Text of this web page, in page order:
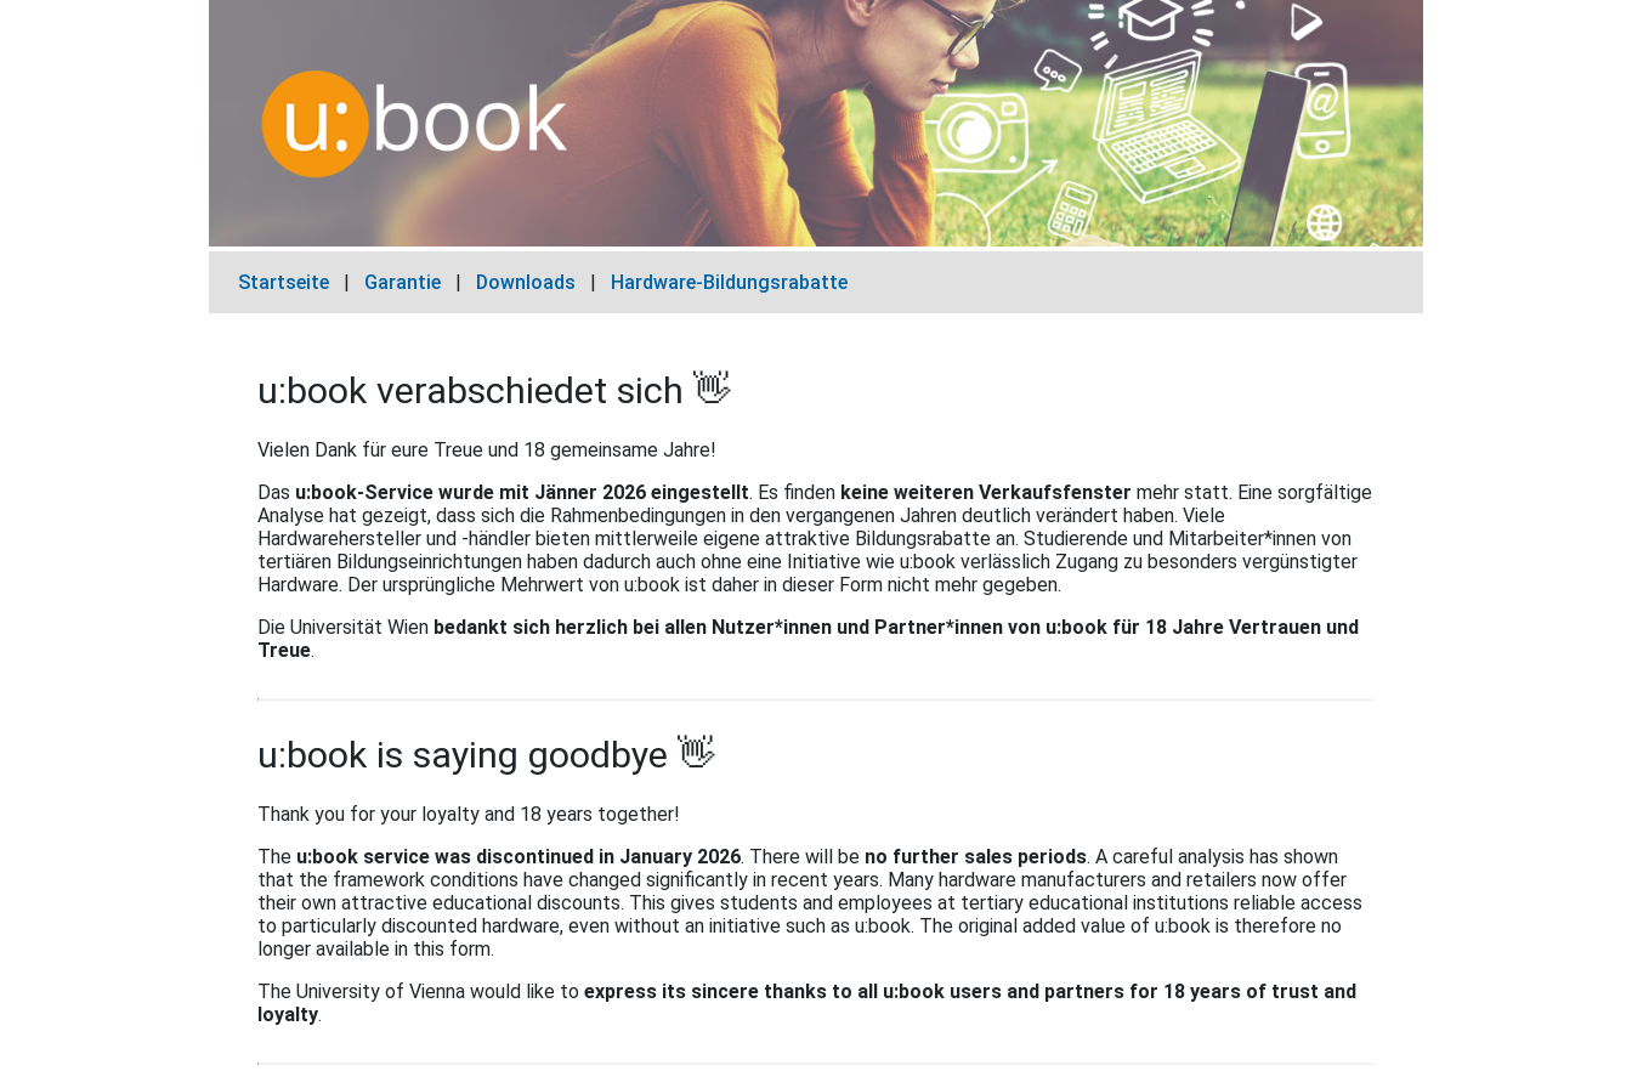
Startseite Garantie Downloads Hardware-Bildungsrabatte
u:book verabschiedet sich 👋
Vielen Dank für eure Treue und 18 gemeinsame Jahre!
Das u:book-Service wurde mit Jänner 2026 eingestellt. Es finden keine weiteren Verkaufsfenster mehr statt. Eine sorgfältige
Analyse hat gezeigt, dass sich die Rahmenbedingungen in den vergangenen Jahren deutlich verändert haben. Viele
Hardwarehersteller und -händler bieten mittlerweile eigene attraktive Bildungsrabatte an. Studierende und Mitarbeiter*innen von
tertiären Bildungseinrichtungen haben dadurch auch ohne eine Initiative wie u:book verlässlich Zugang zu besonders vergünstigter
Hardware. Der ursprüngliche Mehrwert von u:book ist daher in dieser Form nicht mehr gegeben.
Die Universität Wien bedankt sich herzlich bei allen Nutzer*innen und Partner*innen von u:book für 18 Jahre Vertrauen und
Treue.
u:book is saying goodbye 👋
Thank you for your loyalty and 18 years together!
The u:book service was discontinued in January 2026. There will be no further sales periods. A careful analysis has shown
that the framework conditions have changed significantly in recent years. Many hardware manufacturers and retailers now offer
their own attractive educational discounts. This gives students and employees at tertiary educational institutions reliable access
to particularly discounted hardware, even without an initiative such as u:book. The original added value of u:book is therefore no
longer available in this form.
The University of Vienna would like to express its sincere thanks to all u:book users and partners for 18 years of trust and
loyalty.